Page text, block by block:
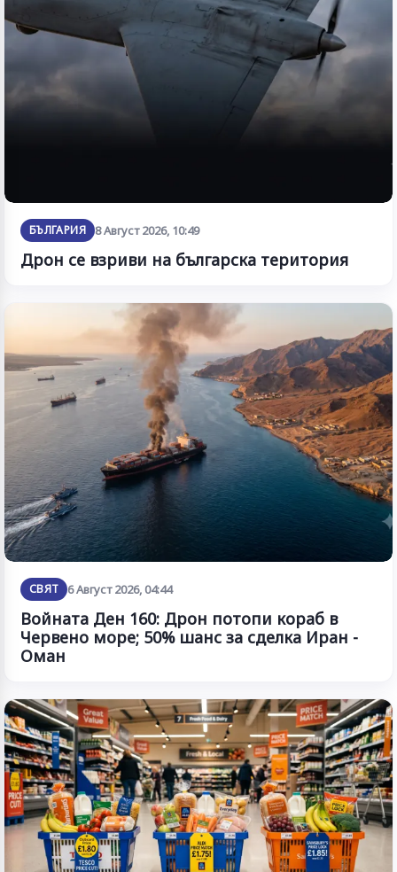
БЪЛГАРИЯ 8 Август 2026, 10:49
Дрон се взриви на българска територия
СВЯТ 6 Август 2026, 04:44
Войната Ден 160: Дрон потопи кораб в
Червено море; 50% шанс за сделка Иран -
Оман